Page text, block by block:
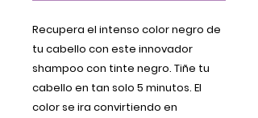
Recupera el intenso color negro de
tu cabello con este innovador
shampoo con tinte negro. Tiñe tu
cabello en tan solo 5 minutos. El
color se ira convirtiendo en